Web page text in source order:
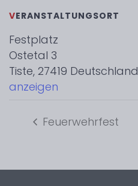
VERANSTALTUNGSORT
Festplatz
Ostetal 3
Tiste, 27419 Deutschland
anzeigen
Feuerwehrfest